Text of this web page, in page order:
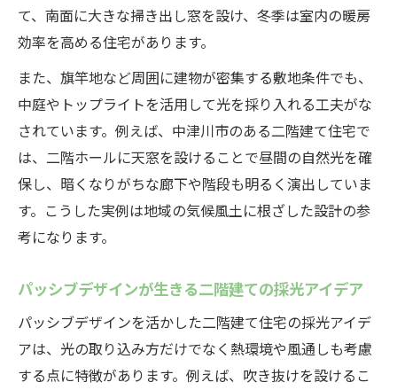
て、南面に大きな掃き出し窓を設け、冬季は室内の暖房
効率を高める住宅があります。
また、旗竿地など周囲に建物が密集する敷地条件でも、
中庭やトップライトを活用して光を採り入れる工夫がな
されています。例えば、中津川市のある二階建て住宅で
は、二階ホールに天窓を設けることで昼間の自然光を確
保し、暗くなりがちな廊下や階段も明るく演出していま
す。こうした実例は地域の気候風土に根ざした設計の参
考になります。
パッシブデザインが生きる二階建ての採光アイデア
パッシブデザインを活かした二階建て住宅の採光アイデ
アは、光の取り込み方だけでなく熱環境や風通しも考慮
する点に特徴があります。例えば、吹き抜けを設けるこ